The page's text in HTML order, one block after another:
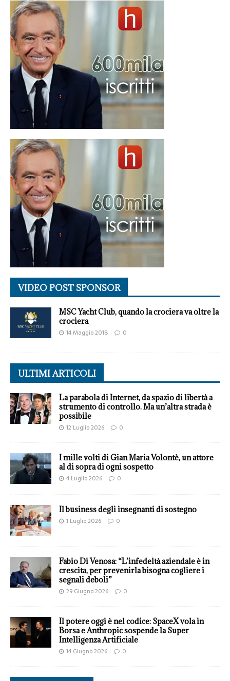
VIDEO POST SPONSOR
MSC Yacht Club, quando la crociera va oltre la
crociera
14 Maggio 2018 0
ULTIMI ARTICOLI
La parabola di Internet, da spazio di libertà a
strumento di controllo. Ma un’altra strada è
possibile
12 Luglio 2026 0
I mille volti di Gian Maria Volontè, un attore
al di sopra di ogni sospetto
4 Luglio 2026 0
Il business degli insegnanti di sostegno
1 Luglio 2026 0
Fabio Di Venosa: “L’infedeltà aziendale è in
crescita, per prevenirla bisogna cogliere i
segnali deboli”
29 Giugno 2026 0
Il potere oggi è nel codice: SpaceX vola in
Borsa e Anthropic sospende la Super
Intelligenza Artificiale
14 Giugno 2026 0